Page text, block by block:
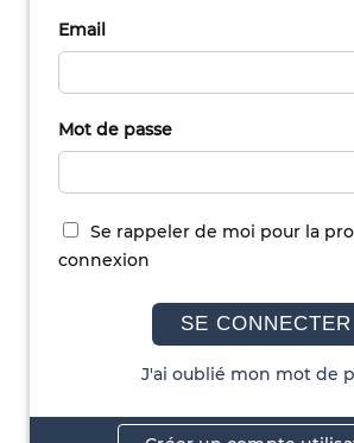
Email
Mot de passe
Se rappeler de moi pour la
connexion
SE CONNECTER
J'ai oublié mon mot de